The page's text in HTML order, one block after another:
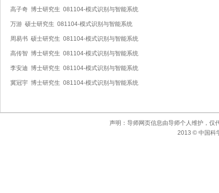
高子奇 博士研究生 081104-模式识别与智能系统
万游 硕士研究生 081104-模式识别与智能系统
周易书 硕士研究生 081104-模式识别与智能系统
高传智 博士研究生 081104-模式识别与智能系统
李安迪 博士研究生 081104-模式识别与智能系统
冀冠宇 博士研究生 081104-模式识别与智能系统
声明：导师网页信息由导师个人维护，仅
2013 © 中国科